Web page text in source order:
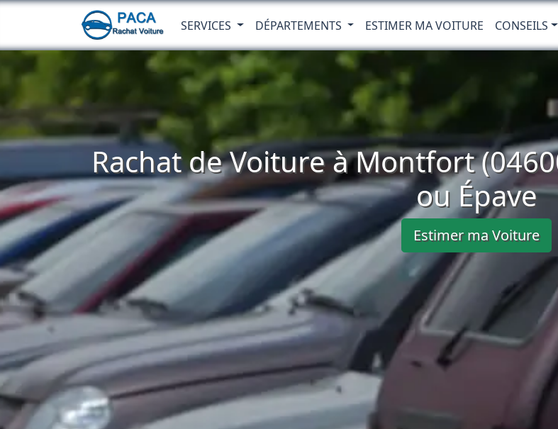
SERVICES DÉPARTEMENTS ESTIMER MA VOITURE CONSEILS
Rachat de Voiture à Montfort
ou Épave
Estimer ma Voiture